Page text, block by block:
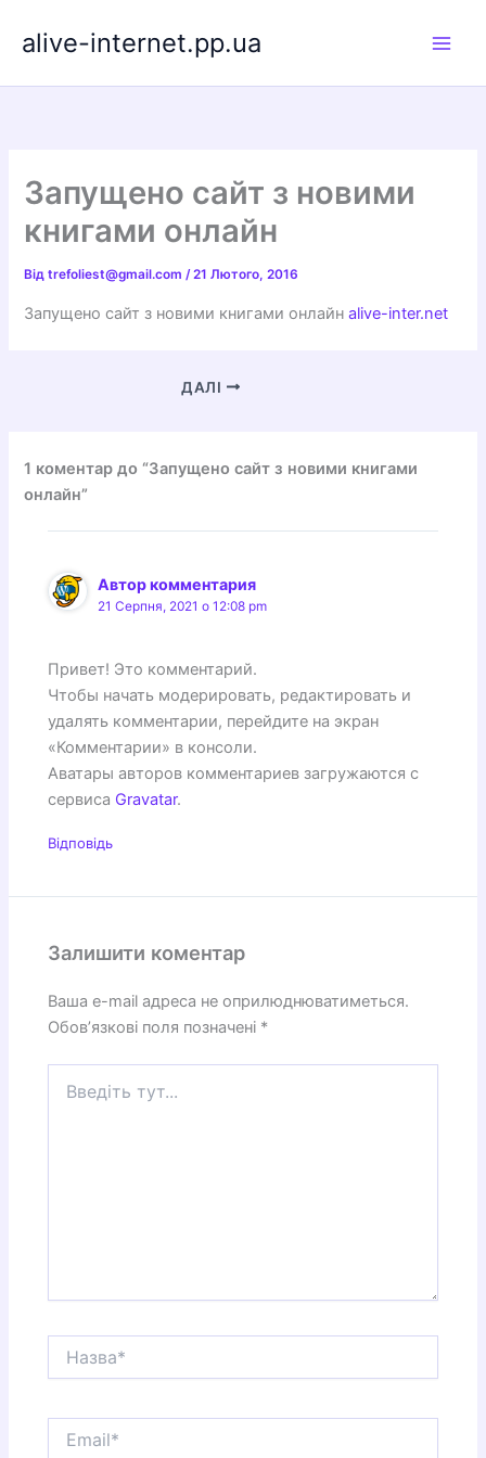
alive-internet.pp.ua
Запущено сайт з новими
книгами онлайн
Відtrefoliest@gmail.com/21 Лютого, 2016
Запущено сайт з новими книгами онлайнalive-inter.net
ДАЛІ
1 коментар до “Запущено сайт з новими книгами
онлайн”
Автор комментария
21 Серпня, 2021 о 12:08 pm
Привет! Это комментарий.
Чтобы начать модерировать, редактировать и
удалять комментарии, перейдите на экран
«Комментарии» в консоли.
Аватары авторов комментариев загружаются с
сервиса Gravatar.
Відповідь
Залишити коментар
Ваша e-mail адреса не оприлюднюватиметься.
Обов’язкові поля позначені *
тут...